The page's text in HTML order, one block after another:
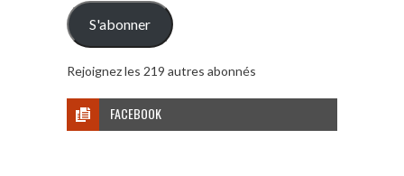
mail
S'abonner
Rejoignez les 219 autres abonnés
FACEBOOK